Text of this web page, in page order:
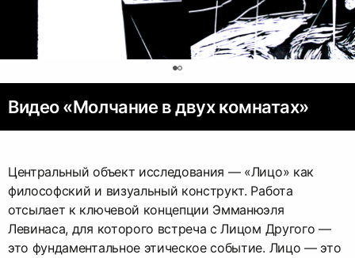
Видео «Молчание в двух комнатах»
Центральный объект исследования — «Лицо» как
философский и визуальный конструкт. Работа
отсылает к ключевой концепции Эмманюэля
Левинаса, для которого встреча с Лицом Другого —
это фундаментальное этическое событие. Лицо — это